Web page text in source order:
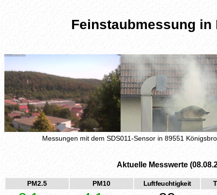
Feinstaubmessung
Messungen mit dem SDS011-Sensor in 89551
Aktuelle Messwerte
PM2.5 PM10 Luftfeuchtigkeit